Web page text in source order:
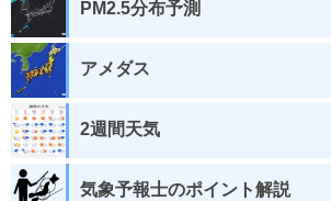
PM2.5分布予測
アメダス
2週間天気
気象予報士のポイント解説